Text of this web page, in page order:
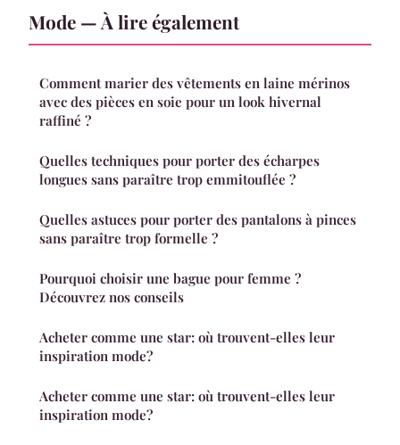
Mode — À lire également
Comment marier des vêtements en laine mérinos
avec des pièces en soie pour un look hivernal
raffiné ?
Quelles techniques pour porter des écharpes
longues sans paraître trop emmitouflée ?
Quelles astuces pour porter des pantalons à pinces
sans paraître trop formelle ?
Pourquoi choisir une bague pour femme ?
Découvrez nos conseils
Acheter comme une star: où trouvent-elles leur
inspiration mode?
Acheter comme une star: où trouvent-elles leur
inspiration mode?